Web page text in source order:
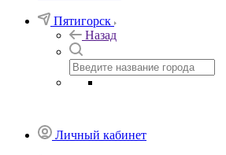
Пятигорск
Назад
Личный кабинет